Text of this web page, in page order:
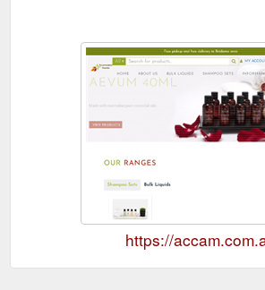
https://